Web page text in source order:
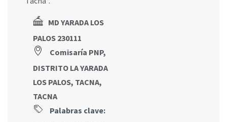
MD YARADA LOS
PALOS 230111
Comisaría PNP,
DISTRITO LA YARADA
LOS PALOS, TACNA,
TACNA
Palabras clave: